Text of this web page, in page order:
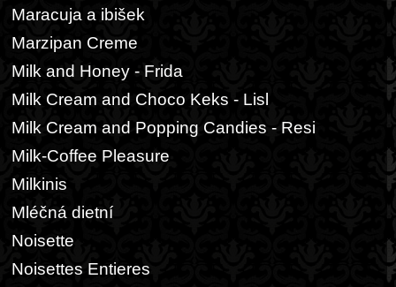
Maracuja a ibišek
Marzipan Creme
Milk and Honey - Frida
Milk Cream and Choco Keks - Lisl
Milk Cream and Popping Candies - Resi
Milk-Coffee Pleasure
Milkinis
Mléčná dietní
Noisette
Noisettes Entieres